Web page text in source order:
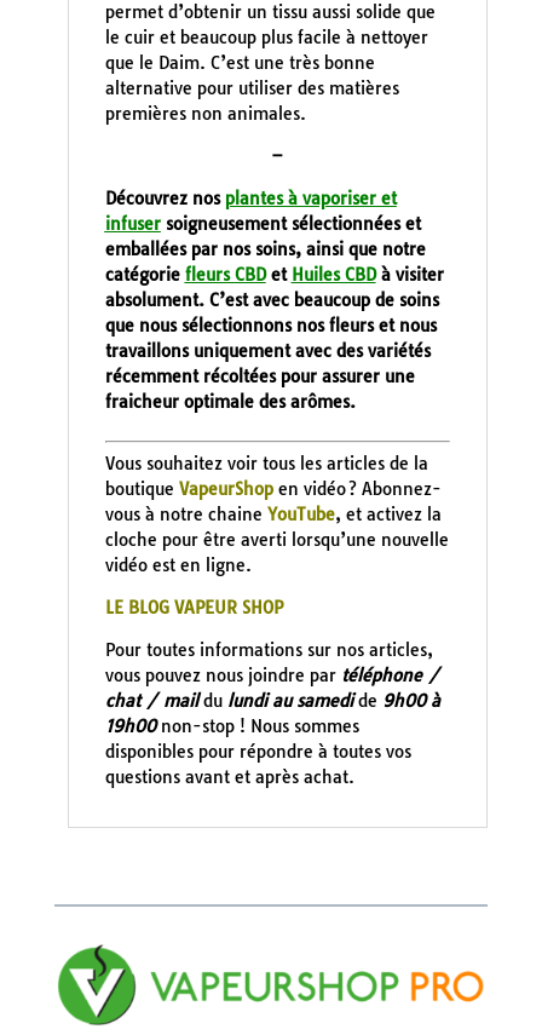
permet d’obtenir un tissu aussi solide que
le cuir et beaucoup plus facile à nettoyer
que le Daim. C’est une très bonne
alternative pour utiliser des matières
premières non animales.
–
Découvrez nos plantes à vaporiser et
infusersoigneusement sélectionnées et
emballées par nos soins, ainsi que notre
catégorie fleurs CBDet Huiles CBDà visiter
absolument. C’est avec beaucoup de soins
que nous sélectionnons nos fleurs et nous
travaillons uniquement avec des variétés
récemment récoltées pour assurer une
fraicheur optimale des arômes.
Vous souhaitez voir tous les articles de la
boutique VapeurShopen vidéo ? Abonnez-
vous à notre chaine YouTube, et activez la
cloche pour être averti lorsqu’une nouvelle
vidéo est en ligne.
LE BLOG VAPEUR SHOP
Pour toutes informations sur nos articles,
vous pouvez nous joindre par téléphone /
chat / maildu lundi au samedide 9h00 à
19h00non-stop ! Nous sommes
disponibles pour répondre à toutes vos
questions avant et après achat.